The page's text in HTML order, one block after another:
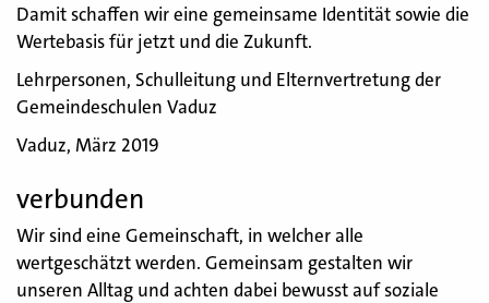
Damit schaffen wir eine gemeinsame Identität sowie die
Wertebasis für jetzt und die Zukunft.
Lehrpersonen, Schulleitung und Elternvertretung der
Gemeindeschulen Vaduz
Vaduz, März 2019
verbunden
Wir sind eine Gemeinschaft, in welcher alle
wertgeschätzt werden. Gemeinsam gestalten wir
unseren Alltag und achten dabei bewusst auf soziale